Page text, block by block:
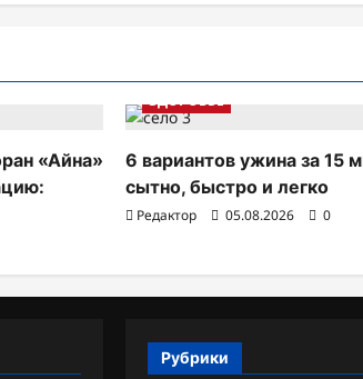
«Айна»
ЗДОРОВЬЕ
6 вариантов ужина за 15
сытно, быстро и легко
Редактор 05.08.2026 0
Рубрики